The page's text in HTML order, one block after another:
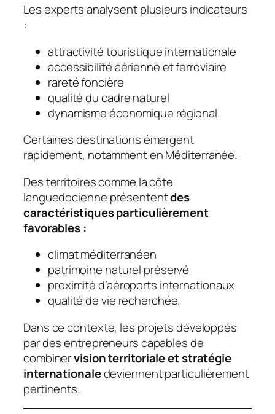
Les experts analysent plusieurs indicateurs
:
attractivité touristique internationale
accessibilité aérienne et ferroviaire
rareté foncière
qualité du cadre naturel
dynamisme économique régional.
Certaines destinations émergent
rapidement, notamment en Méditerranée.
Des territoires comme la côte
languedocienne présententdes
caractéristiques particulièrement
favorables :
climat méditerranéen
patrimoine naturel préservé
proximité d’aéroports internationaux
qualité de vie recherchée.
Dans ce contexte, les projets développés
par des entrepreneurs capables de
combinervision territoriale et stratégie
internationaledeviennent particulièrement
pertinents.